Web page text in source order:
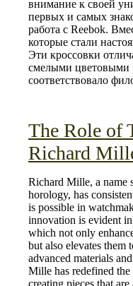
внимание к своей
первых и самых
работа с Reebok.
которые стали
Эти кроссовки
смелыми цветовыми
соответствовало
The Role of
Richard
Richard Mille, a name
horology, has
is possible in
innovation is evident
which not only
but also elevates them
advanced materials
Mille has redefined
creating pieces that